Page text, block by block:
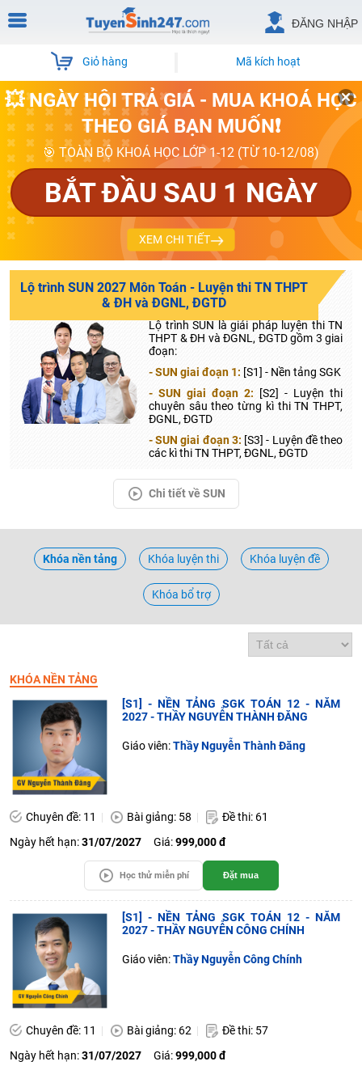
ĐĂNG NHẬP
Giỏ hàng Mã kích hoạt
💥 NGÀY HỘI TRẢ GIÁ - MUA KHOÁ HỌC
THEO GIÁ BẠN MUỐN❗
🎯 TOÀN BỘ KHOÁ HỌC LỚP 1-12 (TỪ 10-12/08)
BẮT ĐẦU SAU 1 NGÀY
XEM CHI TIẾT
Lộ trình SUN 2027 Môn Toán - Luyện thi TN THPT
& ĐH và ĐGNL, ĐGTD
Lộ trình SUN là giải pháp luyện thi TN
THPT & ĐH và ĐGNL, ĐGTD gồm 3 giai
đoạn:
- SUN giai đoạn 1: [S1] - Nền tảng SGK
- SUN giai đoạn 2: [S2] - Luyện thi
chuyên sâu theo từng kì thi TN THPT,
ĐGNL, ĐGTD
- SUN giai đoạn 3: [S3] - Luyện đề theo
các kì thi TN THPT, ĐGNL, ĐGTD
Chi tiết về SUN
Khóa nền tảng Khóa luyện thi Khóa luyện đề
Khóa bổ trợ
KHÓA NỀN TẢNG
[S1] - NỀN TẢNG SGK TOÁN 12 - NĂM
2027 - THẦY NGUYỄN THÀNH ĐĂNG
Giáo viên:Thầy Nguyễn Thành Đăng
Chuyên đề: 11 Bài giảng: 58
Đề thi: 61
Ngày hết hạn:31/07/2027 Giá:999,000 đ
Học thử miễn phí Đặt mua
[S1] - NỀN TẢNG SGK TOÁN 12 - NĂM
2027 - THẦY NGUYỄN CÔNG CHÍNH
Giáo viên:Thầy Nguyễn Công Chính
Chuyên đề: 11 Bài giảng: 62
Đề thi: 57
Ngày hết hạn:31/07/2027 Giá:999,000 đ